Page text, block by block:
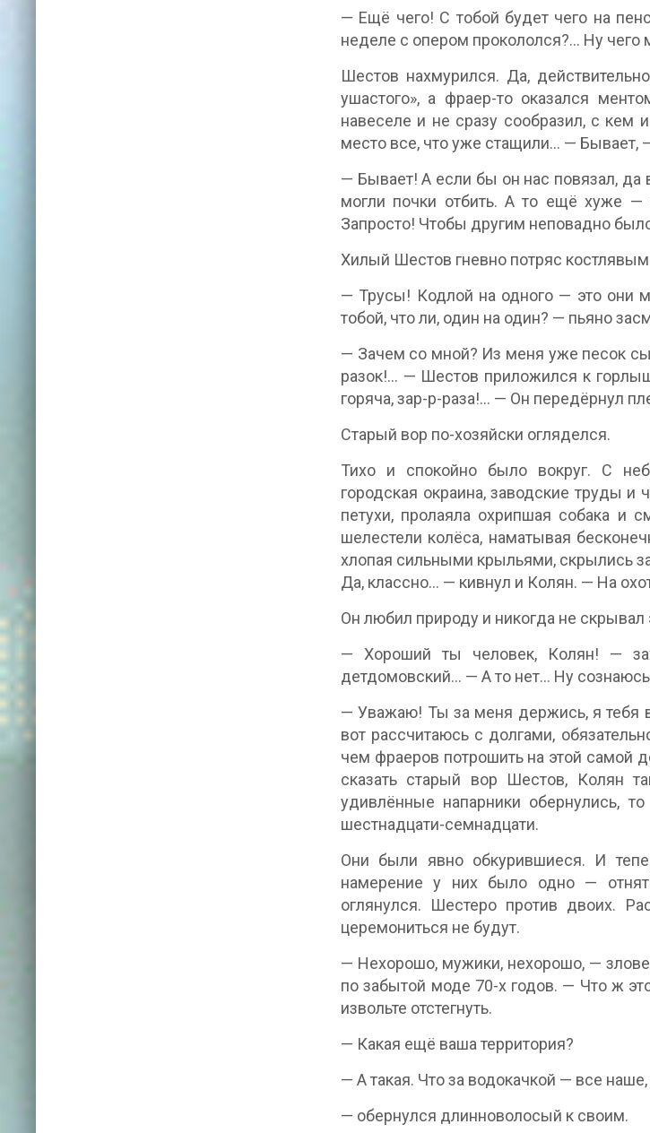
— Ещё чего! С тобой будет чего на
неделе с опером прокололся?… Ну чего
Шестов нахмурился. Да,
ушастого», а фраер-то оказался
навеселе и не сразу сообразил, с кем
место все, что уже стащили… — Бывает,
— Бывает! А если бы он нас повязал, да
могли почки отбить. А то ещё хуже —
Запросто! Чтобы другим неповадно
Хилый Шестов гневно потряс
— Трусы! Кодлой на одного — это они
тобой, что ли, один на один? — пьяно
— Зачем со мной? Из меня уже песок
разок!… — Шестов приложился к
горяча, зар-р-раза!… — Он передёрнул
Старый вор по-хозяйски огляделся.
Тихо и спокойно было вокруг. С
городская окраина, заводские труды и
петухи, пролаяла охрипшая собака и
шелестели колёса, наматывая
хлопая сильными крыльями, скрылись
Да, классно… — кивнул и Колян. — На
Он любил природу и никогда не скрывал
— Хороший ты человек, Колян! —
детдомовский… — А то нет… Ну
— Уважаю! Ты за меня держись, я тебя
вот рассчитаюсь с долгами,
чем фраеров потрошить на этой самой
сказать старый вор Шестов, Колян
удивлённые напарники обернулись,
шестнадцати-семнадцати.
Они были явно обкурившиеся. И
намерение у них было одно —
оглянулся. Шестеро против двоих.
церемониться не будут.
— Нехорошо, мужики, нехорошо, —
по забытой моде 70-х годов. — Что ж
извольте отстегнуть.
— Какая ещё ваша территория?
— А такая. Что за водокачкой — все
— обернулся длинноволосый к своим.